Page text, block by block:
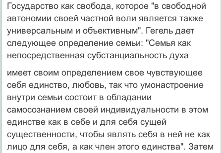
Государство как свобода, которое "в свободной
автономии своей ча­стной воли является также
универсальным и объектив­ным". Гегель дает
следующее определение семьи: "Се­мья как
непосредственная субстанциальность духа
имеет своим определением свое чувствующее
себя единство, любовь, так что умонастроение
внутри се­мьи состоит в обладании
самосознанием своей индиви­дуальности в этом
единстве как в себе и для себя сущей
существенности, чтобы являть себя в ней не как
лицо для себя, а как член этого единства". Затем